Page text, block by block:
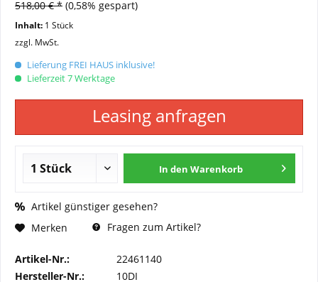
518,00 € * (0,58% gespart)
Inhalt: 1 Stück
zzgl. MwSt.
Lieferung FREI HAUS inklusive!
Lieferzeit 7 Werktage
Leasing anfragen
In den Warenkorb
Artikel günstiger gesehen?
Merken
Fragen zum Artikel?
Artikel-Nr.:
22461140
Hersteller-Nr.:
10DI